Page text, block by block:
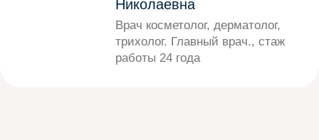
Николаевна
Врач косметолог, дерматолог,
трихолог. Главный врач., стаж
работы 24 года